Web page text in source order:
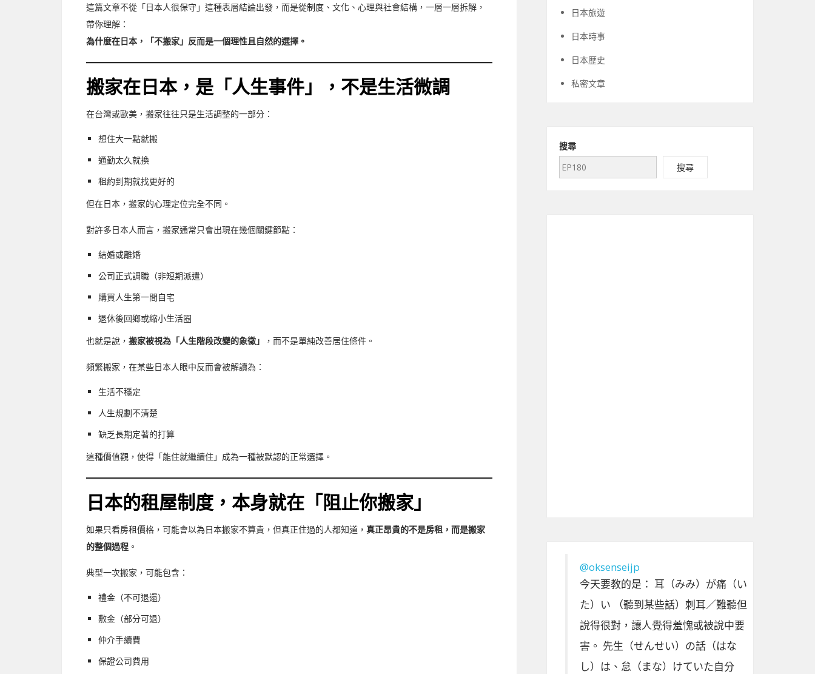
這篇文章不從「日本人很保守」這種表層結論出發，而是從制度、文化、心理與社會結構，一層一層拆解，
帶你理解：
為什麼在日本，「不搬家」反而是一個理性且自然的選擇。
搬家在日本，是「人生事件」，不是生活微調
在台灣或歐美，搬家往往只是生活調整的一部分：
想住大一點就搬
通勤太久就換
租約到期就找更好的
但在日本，搬家的心理定位完全不同。
對許多日本人而言，搬家通常只會出現在幾個關鍵節點：
結婚或離婚
公司正式調職（非短期派遣）
購買人生第一間自宅
退休後回鄉或縮小生活圈
也就是說， 搬家被視為「人生階段改變的象徵」 ，而不是單純改善居住條件。
頻繁搬家，在某些日本人眼中反而會被解讀為：
生活不穩定
人生規劃不清楚
缺乏長期定著的打算
這種價值觀，使得「能住就繼續住」成為一種被默認的正常選擇。
日本的租屋制度，本身就在「阻止你搬家」
如果只看房租價格，可能會以為日本搬家不算貴，但真正住過的人都知道， 真正昂貴的不是房租，而是搬家
的整個過程 。
典型一次搬家，可能包含：
禮金（不可退還）
敷金（部分可退）
仲介手續費
保證公司費用
日本旅遊
日本時事
日本歴史
私密文章
搜尋
搜尋
@oksenseijp
今天要教的是： 耳（みみ）が痛（い
た）い （聽到某些話）刺耳／難聽但
說得很對，讓人覺得羞愧或被說中要
害。 先生（せんせい）の話（はな
し）は、怠（まな）けていた自分